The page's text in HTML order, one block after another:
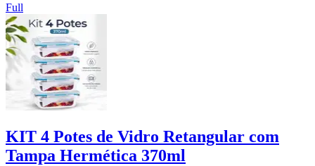
Full
KIT 4 Potes de Vidro Retangular com
Tampa Hermética 370ml